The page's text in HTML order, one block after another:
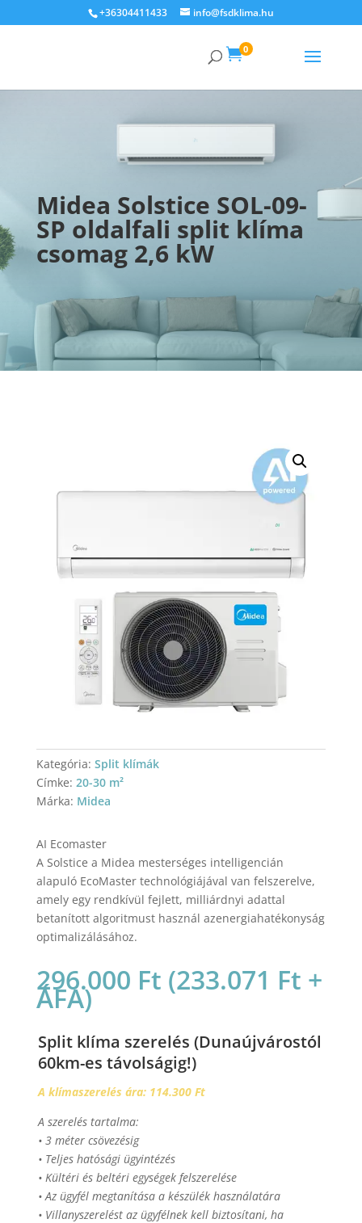
+36304411433 info@fsdklima.hu
0
Midea Solstice SOL-09-
SP oldalfali split klíma
csomag 2,6 kW
Kategória: Split klímák
Címke: 20-30 m²
Márka: Midea
AI Ecomaster
A Solstice a Midea mesterséges intelligencián
alapuló EcoMaster technológiájával van felszerelve,
amely egy rendkívül fejlett, milliárdnyi adattal
betanított algoritmust használ azenergiahatékonyság
optimalizálásához.
296.000 Ft (233.071 Ft +
ÁFA)
Split klíma szerelés (Dunaújvárostól
60km-es távolságig!)
A klímaszerelés ára: 114.300 Ft
A szerelés tartalma:
• 3 méter csövezésig
• Teljes hatósági ügyintézés
• Kültéri és beltéri egységek felszerelése
• Az ügyfél megtanítása a készülék használatára
• Villanyszerelést az ügyfélnek kell biztosítani, ha